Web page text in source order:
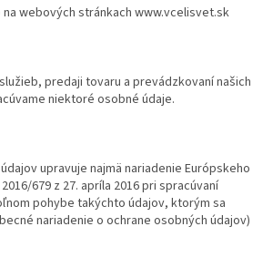
webových stránkach www.vcelisvet.sk
predaji tovaru a prevádzkovaní našich
niektoré osobné údaje.
upravuje najmä nariadenie Európskeho
679 z 27. apríla 2016 pri spracúvaní
pohybe takýchto údajov, ktorým sa
nariadenie o ochrane osobných údajov)